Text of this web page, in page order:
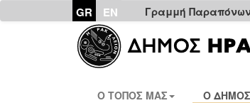
GR EN Γραμμή Παραπόνων
Ο ΤΟΠΟΣ ΜΑΣ Ο ΔΗΜΟΣ